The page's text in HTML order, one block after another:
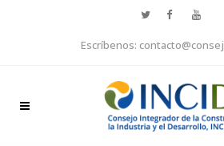
Escríbenos: